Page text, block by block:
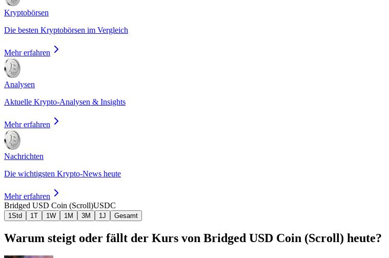
Kryptobörsen
Die besten Kryptobörsen im Vergleich
Mehr erfahren
Analysen
Aktuelle Krypto-Analysen & Insights
Mehr erfahren
Nachrichten
Die wichtigsten Krypto-News heute
Mehr erfahren
Bridged USD Coin (Scroll)USDC
1Std 1T 1W 1M 3M 1J Gesamt
Warum steigt oder fällt der Kurs von Bridged USD Coin (Scroll) heute?